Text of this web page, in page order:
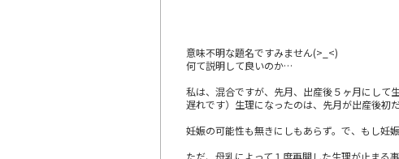
意味不明な題名ですみません(>_<)
何て説明して良いのか…
私は、混合ですが、先月、出産後５ヶ月にして
遅れです）生理になったのは、先月が出産後初
妊娠の可能性も無きにしもあらず。で、もし妊
ただ、母乳によって１度再開した生理が止まる